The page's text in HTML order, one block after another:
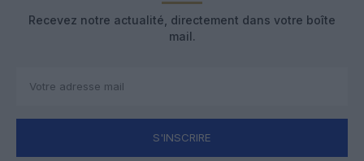
Recevez notre actualité, directement dans votre boîte
mail.
S'INSCRIRE